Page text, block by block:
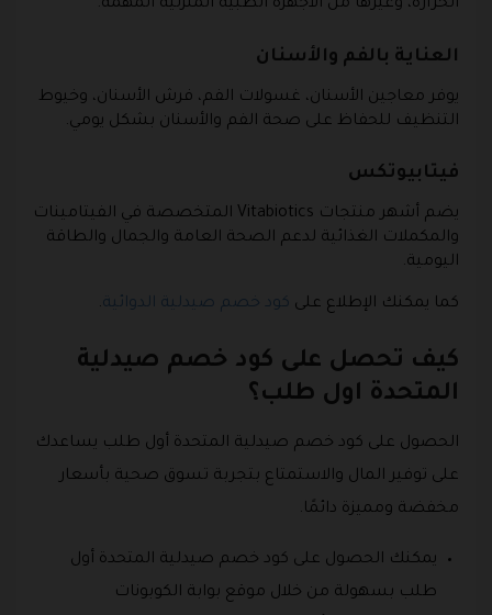
الحرارة، وغيرها من الأجهزة الطبية المنزلية المهمة.
العناية بالفم والأسنان
يوفر معاجين الأسنان، غسولات الفم، فرش الأسنان، وخيوط
التنظيف للحفاظ على صحة الفم والأسنان بشكل يومي.
فيتابيوتكس
يضم أشهر منتجات Vitabiotics المتخصصة في الفيتامينات
والمكملات الغذائية لدعم الصحة العامة والجمال والطاقة
اليومية.
كما يمكنك الإطلاع على كود خصم صيدلية الدوائية.
كيف تحصل على كود خصم صيدلية
المتحدة اول طلب؟
الحصول على كود خصم صيدلية المتحدة أول طلب يساعدك
على توفير المال والاستمتاع بتجربة تسوق صحية بأسعار
مخفضة ومميزة دائمًا.
يمكنك الحصول على كود خصم صيدلية المتحدة أول
طلب بسهولة من خلال موقع بوابة الكوبونات